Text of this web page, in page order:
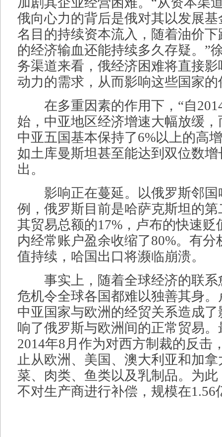
俄向心力的背后是俄对其以发展
名目的持续资本流入，随着油价
的经济输血还能持续多久存疑。”
务渠道来看，俄经济困难将直接
动力的需求，从而影响这些国家
在多重因素的作用下，“自
始，中亚地区经济增速大幅放缓
中亚五国基本保持了6%以上的高
如土库曼斯坦甚至能达到双位数增
出。
影响正在蔓延。以俄罗斯邻国
例，俄罗斯目前是哈萨克斯坦的
其贸易总额的17%，卢布的快速贬
内经常账户盈余收缩了80%。有分
值持续，哈国出口将濒临崩溃。
事实上，随着全球经济的联系
危机令全球各国都难以独善其身
中亚国家与欧洲的经贸关系造成
响了俄罗斯与欧洲间的正常贸易
2014年8月作为对西方制裁的反击
止从欧洲、美国、澳大利亚和加
菜、肉类、鱼类以及乳制品。为
不对生产商进行补偿，规模在1.56